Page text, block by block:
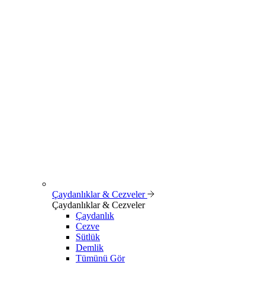
Çaydanlıklar & Cezveler
Çaydanlıklar & Cezveler
Çaydanlık
Cezve
Sütlük
Demlik
Tümünü Gör